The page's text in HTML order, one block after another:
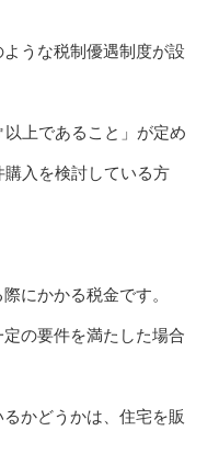
うな税制優遇制度が設
上であること」が定め
購入を検討している方
にかかる税金です。
の要件を満たした場合
かどうかは、住宅を販